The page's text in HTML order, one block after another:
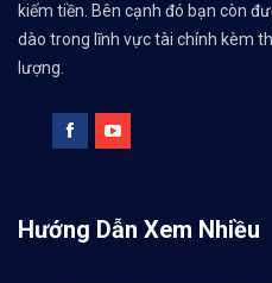
kiếm tiền. Bên cạnh đó bạn còn
dào trong lĩnh vực tài chính kèm
lượng.
Hướng Dẫn Xem Nhiều